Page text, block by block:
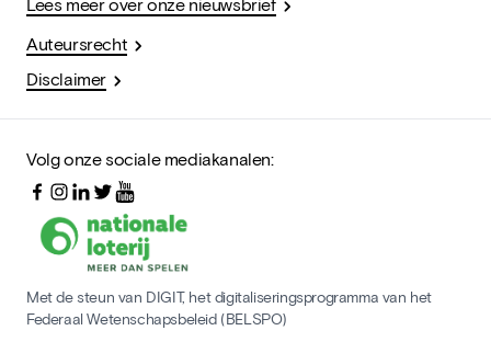
Auteursrecht
Disclaimer
Volg onze sociale mediakanalen:
Met de steun van DIGIT, het digitaliseringsprogramma van het
Federaal Wetenschapsbeleid (BELSPO)